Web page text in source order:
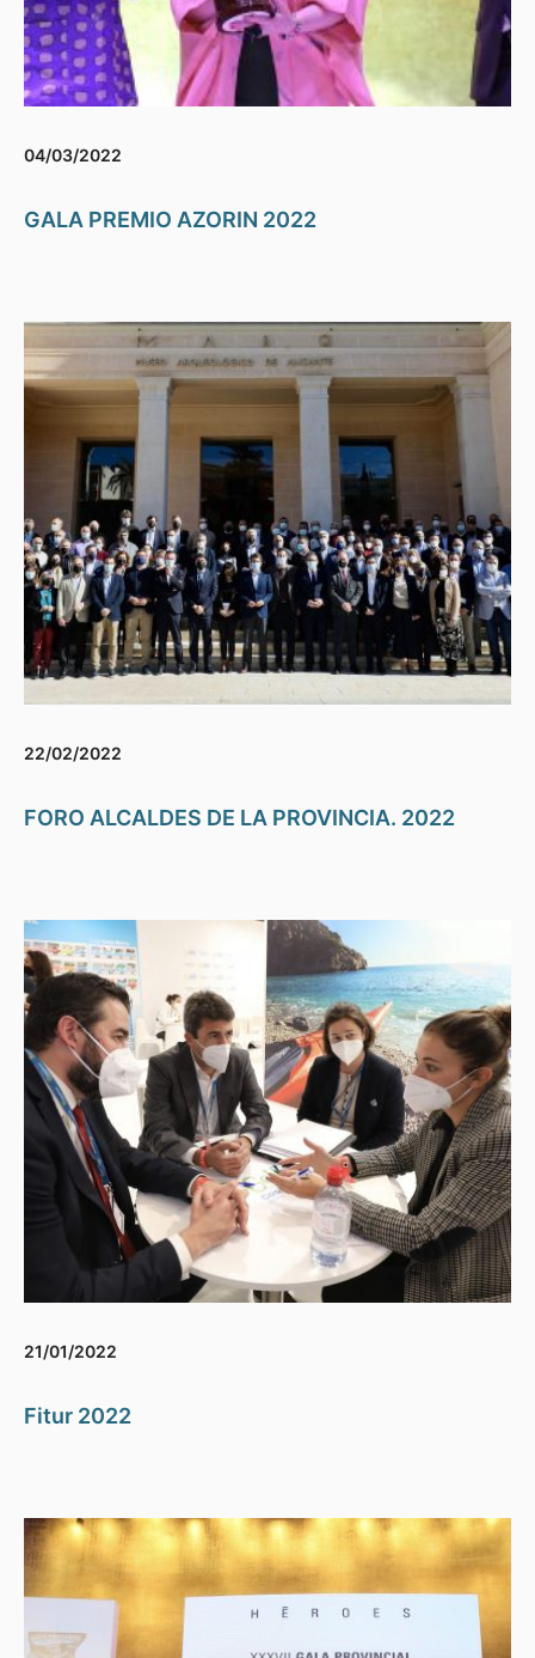
04/03/2022
GALA PREMIO AZORIN 2022
22/02/2022
FORO ALCALDES DE LA PROVINCIA. 2022
21/01/2022
Fitur 2022